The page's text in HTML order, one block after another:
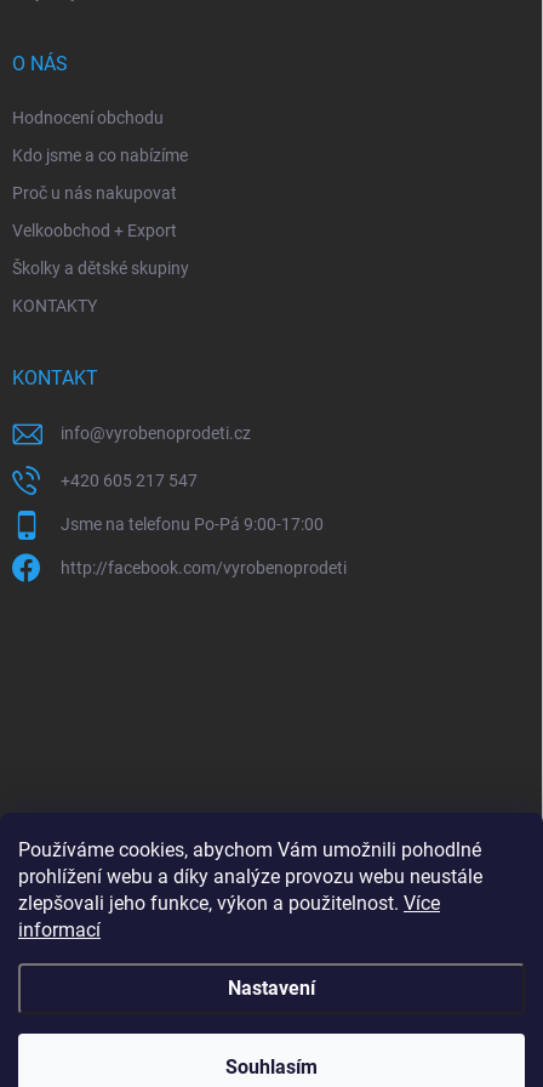
Používáme cookies, abychom Vám umožnili pohodlné
prohlížení webu a díky analýze provozu webu neustále
zlepšovali jeho funkce, výkon a použitelnost. Více
informací
Nastavení
Souhlasím
O NÁS
Hodnocení obchodu
Kdo jsme a co nabízíme
Proč u nás nakupovat
Velkoobchod + Export
Školky a dětské skupiny
KONTAKTY
KONTAKT
info@vyrobenoprodeti.cz
+420 605 217 547
Jsme na telefonu Po-Pá 9:00-17:00
http://facebook.com/vyrobenoprodeti
B2B shop pro obchodníky - www.krokido.cz
Vyrobenoprodeti.cz. Všechna práva vyhrazena.